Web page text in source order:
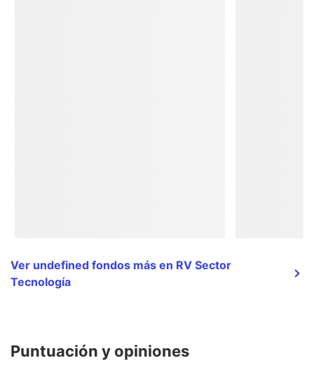
Ver undefined fondos más en RV Sector
Tecnología
Puntuación y opiniones